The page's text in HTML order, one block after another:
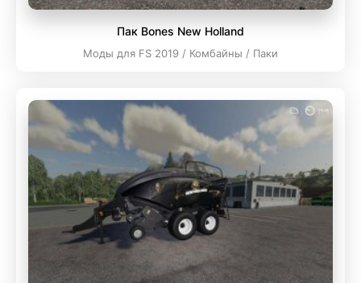
Пак Bones New Holland
Моды для FS 2019 / Комбайны / Паки